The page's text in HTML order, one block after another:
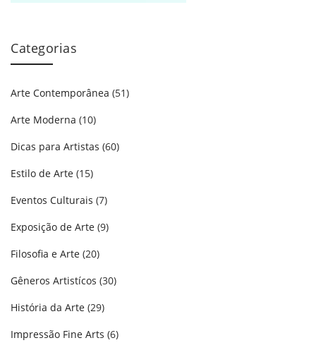
Categorias
Arte Contemporânea (51)
Arte Moderna (10)
Dicas para Artistas (60)
Estilo de Arte (15)
Eventos Culturais (7)
Exposição de Arte (9)
Filosofia e Arte (20)
Gêneros Artistícos (30)
História da Arte (29)
Impressão Fine Arts (6)